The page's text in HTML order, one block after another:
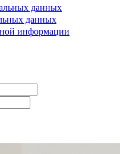
данных
данных
информации